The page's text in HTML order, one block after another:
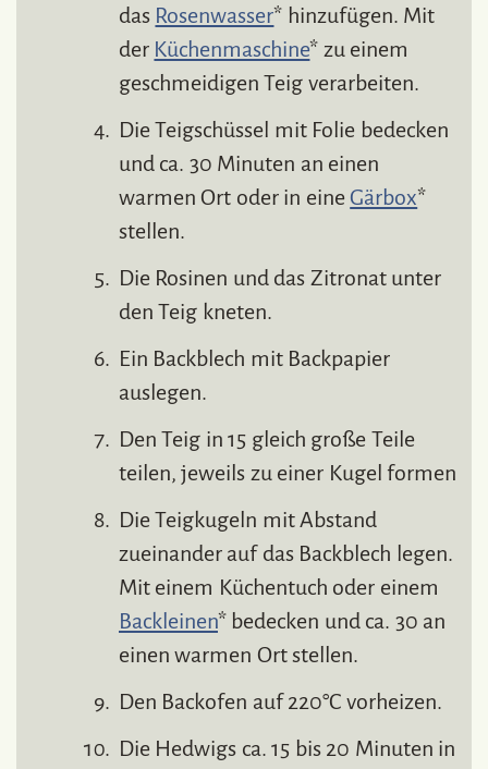
das Rosenwasser* hinzufügen. Mit
der Küchenmaschine* zu einem
geschmeidigen Teig verarbeiten.
Die Teigschüssel mit Folie bedecken
und ca. 30 Minuten an einen
warmen Ort oder in eine Gärbox*
stellen.
Die Rosinen und das Zitronat unter
den Teig kneten.
Ein Backblech mit Backpapier
auslegen.
Den Teig in 15 gleich große Teile
teilen, jeweils zu einer Kugel formen
Die Teigkugeln mit Abstand
zueinander auf das Backblech legen.
Mit einem Küchentuch oder einem
Backleinen* bedecken und ca. 30 an
einen warmen Ort stellen.
Den Backofen auf 220°C vorheizen.
Die Hedwigs ca. 15 bis 20 Minuten in